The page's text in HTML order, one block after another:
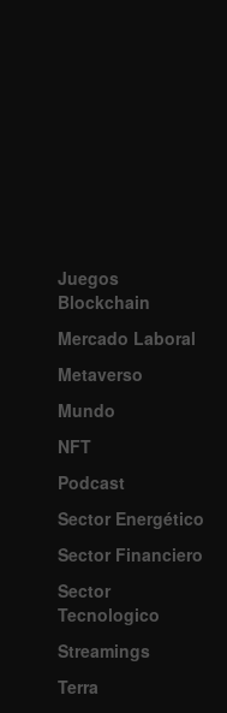
Juegos
Blockchain
Mercado Laboral
Metaverso
Mundo
NFT
Podcast
Sector Energético
Sector Financiero
Sector
Tecnologico
Streamings
Terra